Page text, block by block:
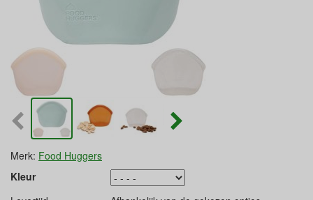
Merk: Food Huggers
Kleur